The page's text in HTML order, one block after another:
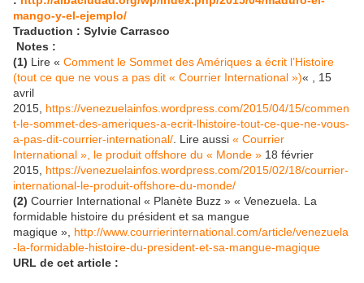
mango-y-el-ejemplo/
Traduction : Sylvie Carrasco
Notes :
(1) Lire « Comment le Sommet des Amériques a écrit l’Histoire
(tout ce que ne vous a pas dit « Courrier International »)« , 15
avril
2015, https://venezuelainfos.wordpress.com/2015/04/15/commen
t-le-sommet-des-ameriques-a-ecrit-lhistoire-tout-ce-que-ne-vous-
a-pas-dit-courrier-international/ . Lire aussi « Courrier
International », le produit offshore du « Monde » 18 février
2015, https://venezuelainfos.wordpress.com/2015/02/18/courrier-
international-le-produit-offshore-du-monde/
(2) Courrier International « Planète Buzz » « Venezuela. La
formidable histoire du président et sa mangue
magique », http://www.courrierinternational.com/article/venezuela
-la-formidable-histoire-du-president-et-sa-mangue-magique
URL de cet article :